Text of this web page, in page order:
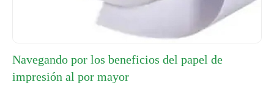
Navegando por los beneficios del papel de
impresión al por mayor